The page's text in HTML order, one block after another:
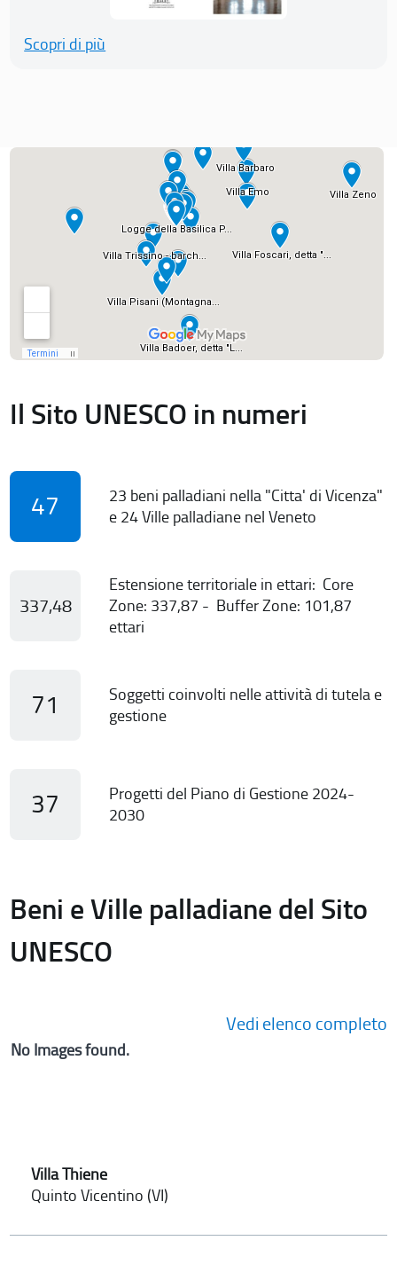
Scopri di più
Il Sito UNESCO in numeri
47
23 beni palladiani nella "Citta' di Vicenza"
e 24 Ville palladiane nel Veneto
337,48
Estensione territoriale in ettari: Core
Zone: 337,87 - Buffer Zone: 101,87
ettari
71
Soggetti coinvolti nelle attività di tutela e
gestione
37
Progetti del Piano di Gestione 2024-
2030
Beni e Ville palladiane del Sito
UNESCO
Vedi elenco completo
No Images found.
Villa Thiene
Quinto Vicentino (VI)